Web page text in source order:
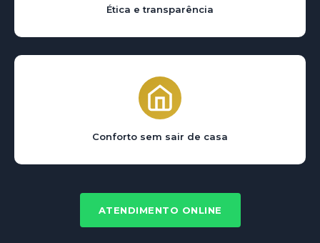
Ética e transparência
Conforto sem sair de casa
ATENDIMENTO ONLINE